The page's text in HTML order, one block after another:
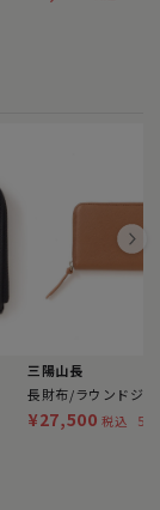
三陽山長
長財布/ラウンドジ
¥27,500 税込